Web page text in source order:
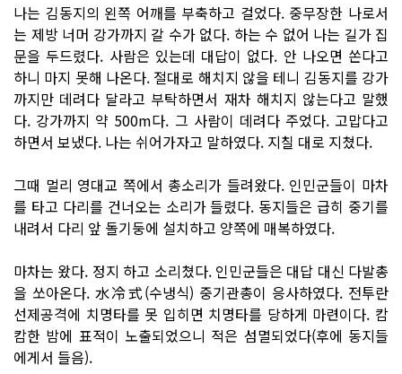
나는 김동지의 왼쪽 어깨를 부축하고 걸었다. 중무장한 나로서
는 제방 너머 강가까지 갈 수가 없다. 하는 수 없어 나는 길가 집
문을 두드렸다. 사람은 있는데 대답이 없다. 안 나오면 쏜다고
하니 마지 못해 나온다. 절대로 해치지 않을 테니 김동지를 강가
까지만 데려다 달라고 부탁하면서 재차 해치지 않는다고 말했
다. 강가까지 약 500m다. 그 사람이 데려다 주었다. 고맙다고
하면서 보냈다. 나는 쉬어가자고 말하였다. 지칠 대로 지쳤다.
그때 멀리 영대교 쪽에서 총소리가 들려왔다. 인민군들이 마차
를 타고 다리를 건너오는 소리가 들렸다. 동지들은 급히 중기를
내려서 다리 앞 돌기둥에 설치하고 양쪽에 매복하였다.
마차는 왔다. 정지 하고 소리쳤다. 인민군들은 대답 대신 다발총
을 쏘아온다. 水冷式(수냉식) 중기관총이 응사하였다. 전투란
선제공격에 치명타를 못 입히면 치명타를 당하게 마련이다. 캄
캄한 밤에 표적이 노출되었으니 적은 섬멸되었다(후에 동지들
에게서 들음).